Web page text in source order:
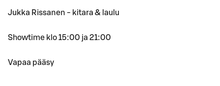
Jukka Rissanen - kitara & laulu
Showtime klo 15:00 ja 21:00
Vapaa pääsy